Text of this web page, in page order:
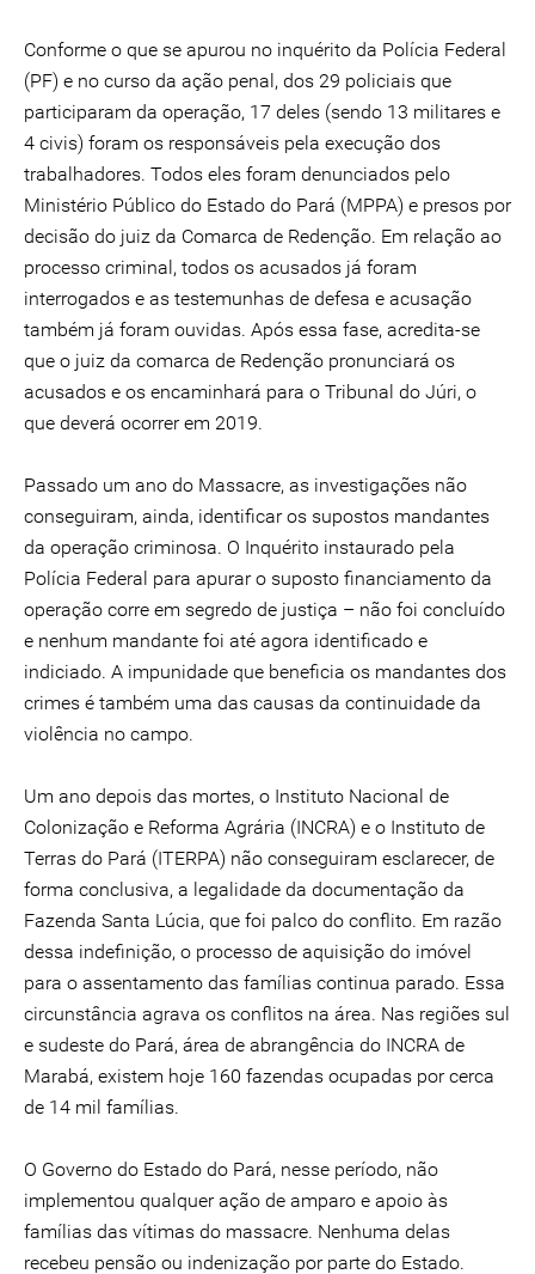
Conforme o que se apurou no inquérito da Polícia Federal
(PF) e no curso da ação penal, dos 29 policiais que
participaram da operação, 17 deles (sendo 13 militares e
4 civis) foram os responsáveis pela execução dos
trabalhadores. Todos eles foram denunciados pelo
Ministério Público do Estado do Pará (MPPA) e presos por
decisão do juiz da Comarca de Redenção. Em relação ao
processo criminal, todos os acusados já foram
interrogados e as testemunhas de defesa e acusação
também já foram ouvidas. Após essa fase, acredita-se
que o juiz da comarca de Redenção pronunciará os
acusados e os encaminhará para o Tribunal do Júri, o
que deverá ocorrer em 2019.
Passado um ano do Massacre, as investigações não
conseguiram, ainda, identificar os supostos mandantes
da operação criminosa. O Inquérito instaurado pela
Polícia Federal para apurar o suposto financiamento da
operação corre em segredo de justiça – não foi concluído
e nenhum mandante foi até agora identificado e
indiciado. A impunidade que beneficia os mandantes dos
crimes é também uma das causas da continuidade da
violência no campo.
Um ano depois das mortes, o Instituto Nacional de
Colonização e Reforma Agrária (INCRA) e o Instituto de
Terras do Pará (ITERPA) não conseguiram esclarecer, de
forma conclusiva, a legalidade da documentação da
Fazenda Santa Lúcia, que foi palco do conflito. Em razão
dessa indefinição, o processo de aquisição do imóvel
para o assentamento das famílias continua parado. Essa
circunstância agrava os conflitos na área. Nas regiões sul
e sudeste do Pará, área de abrangência do INCRA de
Marabá, existem hoje 160 fazendas ocupadas por cerca
de 14 mil famílias.
O Governo do Estado do Pará, nesse período, não
implementou qualquer ação de amparo e apoio às
famílias das vítimas do massacre. Nenhuma delas
recebeu pensão ou indenização por parte do Estado.